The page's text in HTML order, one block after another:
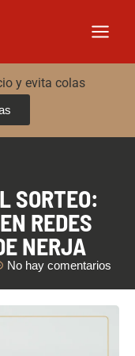
y evita colas
SORTEO:
REDES
NERJA
No hay comentarios